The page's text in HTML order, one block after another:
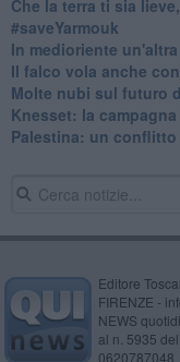
Che la terra ti sia
​#saveYarmouk
​In medioriente
​Il falco vola anche
Molte nubi sul futuro
Knesset: la
Palestina: un
Editore
FIRENZE -
NEWS
al n. 5935
0620787048